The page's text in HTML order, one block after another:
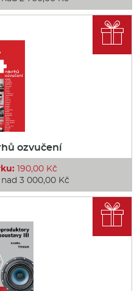
ozvučení
190,00 Kč
3 000,00 Kč

